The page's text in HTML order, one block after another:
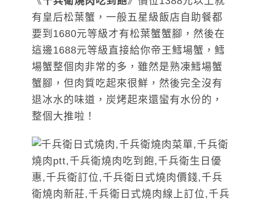
有皇后松葉蟹，一般五星級飯店自助餐都
要到1680元等級才有松葉蟹蟹腳，然後在
這邊1688元等級直接給你帝王鱈場蟹，鱈
場蟹整個肉非常的多，雖然是熟凍鱈場蟹
蟹腳，但肉質吃起來很鮮，然後完全沒有
退冰水的味道，炭烤起來還蠻有水份的，
整個大推啦！